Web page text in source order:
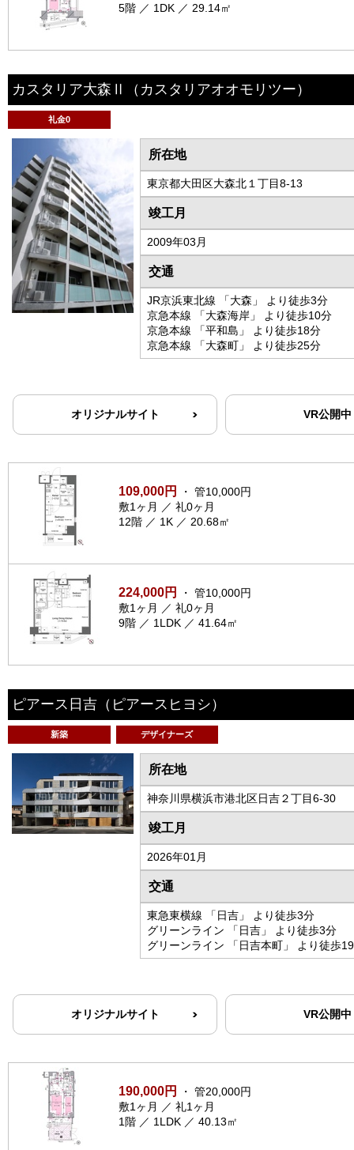
5階 ／ 1DK ／ 29.14㎡
カスタリア大森Ⅱ （カスタリアオオモリツー）
礼金0
所在地
東京都大田区大森北１丁目8-13
竣工月
2009年03月
交通
JR京浜東北線 「大森」 より徒歩3分
京急本線 「大森海岸」 より徒歩10分
京急本線 「平和島」 より徒歩18分
京急本線 「大森町」 より徒歩25分
オリジナルサイト VR公開中
109,000円
・ 管10,000円
敷1ヶ月 ／ 礼0ヶ月
12階 ／ 1K ／ 20.68㎡
224,000円
・ 管10,000円
敷1ヶ月 ／ 礼0ヶ月
9階 ／ 1LDK ／ 41.64㎡
ピアース日吉 （ピアースヒヨシ）
新築 デザイナーズ
所在地
神奈川県横浜市港北区日吉２丁目6-30
竣工月
2026年01月
交通
東急東横線 「日吉」 より徒歩3分
グリーンライン 「日吉」 より徒歩3分
グリーンライン 「日吉本町」 より徒歩
オリジナルサイト VR公開中
190,000円
・ 管20,000円
敷1ヶ月 ／ 礼1ヶ月
1階 ／ 1LDK ／ 40.13㎡